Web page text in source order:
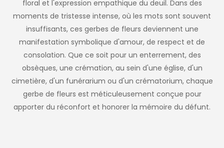
floral et l'expression empathique du deuil. Dans des
moments de tristesse intense, où les mots sont souvent
insuffisants, ces gerbes de fleurs deviennent une
manifestation symbolique d'amour, de respect et de
consolation. Que ce soit pour un enterrement, des
obsèques, une crémation, au sein d'une église, d'un
cimetière, d'un funérarium ou d'un crématorium, chaque
gerbe de fleurs est méticuleusement conçue pour
apporter du réconfort et honorer la mémoire du défunt.